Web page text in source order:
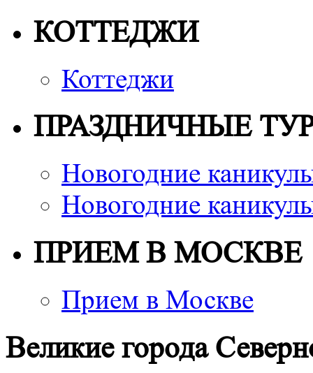
КОТТЕДЖИ
Коттеджи
ПРАЗДНИЧНЫЕ
Новогодние
Новогодние
ПРИЕМ В МОСКВЕ
Прием в Москве
Великие города